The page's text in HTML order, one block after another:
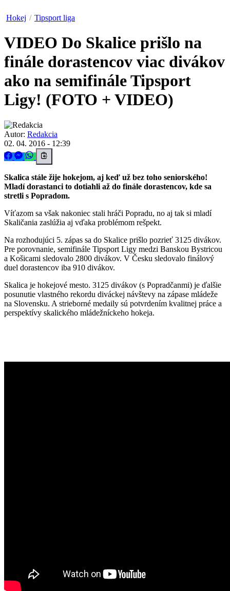
Hokej / Tipsport liga
VIDEO Do Skalice prišlo na
finále dorastencov viac divákov
ako na semifinále Tipsport
Ligy! (FOTO + VIDEO)
Autor: Redakcia
02. 04. 2016 - 12:39
Skalica stále žije hokejom, aj keď už bez toho seniorského!
Mladí dorastanci to dotiahli až do finále dorastencov, kde sa
stretli s Popradom.
Víťazom sa však nakoniec stali hráči Popradu, no aj tak si mladí
Skaličania zaslúžia aj vďaka problémom rešpekt.
Na rozhodujúci 5. zápas sa do Skalice prišlo pozrieť 3125 divákov.
Pre porovnanie, semifinále Tipsport Ligy medzi Banskou Bystricou
a Košicami sledovalo 2800 divákov. V Česku sledovalo finálový
duel dorastencov iba 910 divákov.
Skalica je hokejové mesto. 3125 divákov (s Popradčanmi) je ďalšie
posunutie vlastného rekordu diváckej návštevy na zápase mládeže
na Slovensku. A strieborné medaily sú potvrdením kvalitnej práce a
perspektívy skalického mládežníckeho hokeja.